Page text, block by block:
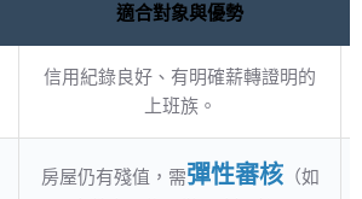
適合對象與優勢
信用紀錄良好、有明確薪轉證明的
上班族。
房屋仍有殘值，需彈性審核（如